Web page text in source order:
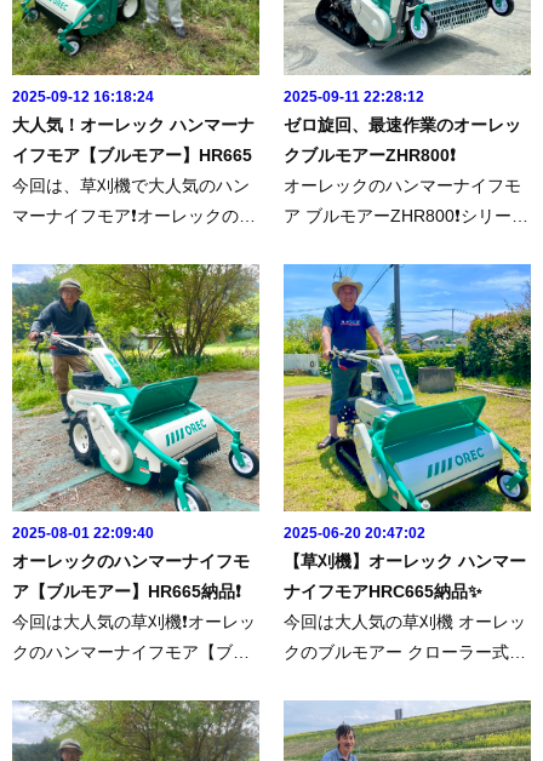
2025-09-12 16:18:24
大人気！オーレック ハンマーナ
イフモア【ブルモアー】HR665
今回は、草刈機で大人気のハン
マーナイフモア❗️オーレックのブ
ただきました。▶︎今回の商品は
こちらhttps://www.famtec.jp/sho
pping/2/はじめてのハンマーナ
イフモア♪刈払い機とはひ...
2025-09-11 22:28:12
ゼロ旋回、最速作業のオーレッ
クブルモアーZHR800❗️
オーレックのハンマーナイフモ
ア ブルモアーZHR800❗️シリーズ
ミアム ブルモアー緑地管理の業
者様へいつもありがとうござい
ます❗️オーレックのハンマーナイ
フモア ブルモアーの事な...
2025-08-01 22:09:40
オーレックのハンマーナイフモ
ア【ブルモアー】HR665納品❗️
今回は大人気の草刈機❗️オーレッ
クのハンマーナイフモア【ブル
ただきました😉👍https://www.fa
mtec.jp/shopping/2/やっぱり草
2025-06-20 20:47:02
【草刈機】オーレック ハンマー
ナイフモアHRC665納品✨
今回は大人気の草刈機 オーレッ
クのブルモアー クローラー式の
品させていただきました❗️◾️今回
の商品はこちらhttps://www.famt